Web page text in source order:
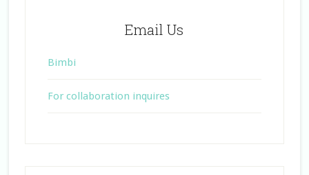
Email Us
Bimbi
For collaboration inquires